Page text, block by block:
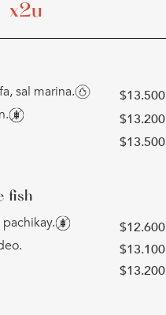
x2u
sal marina. $13.500
$13.200
$13.500
fish
$12.600
$13.100
$13.200